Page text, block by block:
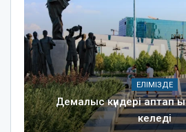
ЕЛІМІЗДЕ
Демалыс күндері аптап
келеді